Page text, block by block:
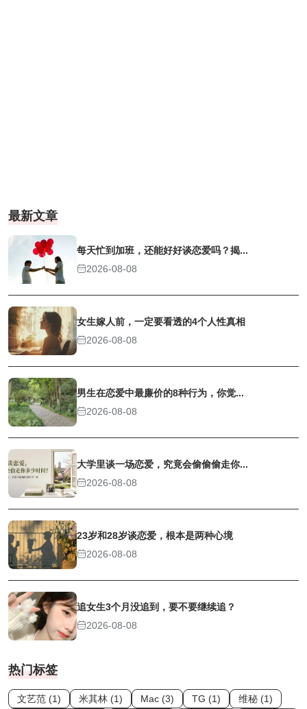
最新文章
每天忙到加班，还能好好谈恋爱吗？揭...
2026-08-08
女生嫁人前，一定要看透的4个人性真相
2026-08-08
男生在恋爱中最廉价的8种行为，你觉...
2026-08-08
大学里谈一场恋爱，究竟会偷偷偷走你...
2026-08-08
23岁和28岁谈恋爱，根本是两种心境
2026-08-08
追女生3个月没追到，要不要继续追？
2026-08-08
热门标签
文艺范 (1) 米其林 (1) Mac (3) TG (1)
维秘 (1)